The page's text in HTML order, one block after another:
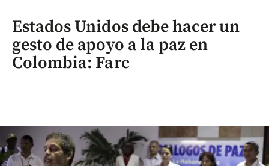
Estados Unidos debe hacer un
gesto de apoyo a la paz en
Colombia: Farc